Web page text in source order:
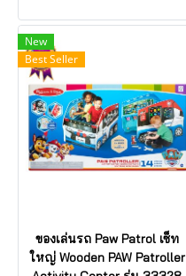
New
Best Seller
ของเล่นรถ Paw Patrol เซ็ท
ใหญ่ Wooden PAW Patroller